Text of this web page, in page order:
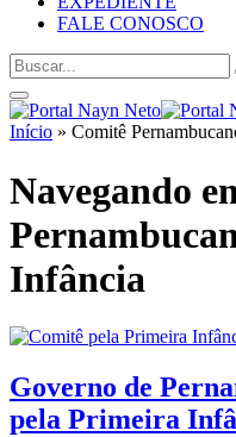
FALE CONOSCO
Início » Comitê
Navegando
Infância
Governo de
pela Primeira